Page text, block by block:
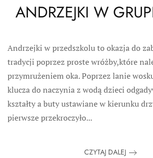
ANDRZEJKI W
Andrzejki w przedszkolu to okazja do
tradycji poprzez proste wróżby,które
przymrużeniem oka. Poprzez lanie
klucza do naczynia z wodą dzieci
kształty a buty ustawiane w kierunku
pierwsze przekroczyło...
CZYTAJ DALEJ